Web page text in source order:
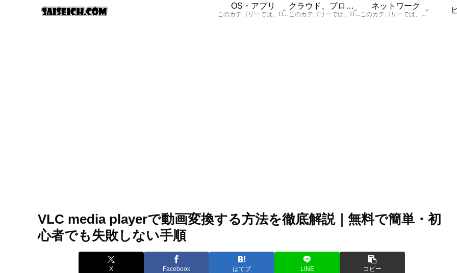
OS・アプリ
このカテゴリーでは、OSに関する情報を記載しています。
クラウド、プログラム
このカテゴリーでは、ITに関する基本的な情報として「ハードウェア、「サーバー」、「データベース、「ネットワーク」、「セキュリティ」、「プログラム」に関する情報を記載しています。
ネットワーク
このカテゴリーでは、「ネットワーク」に関する情報を記載しています。
VLC media playerで動画変換する方法を徹底解説｜無料で簡単・初
心者でも失敗しない手順
X Facebook はてブ LINE コピー